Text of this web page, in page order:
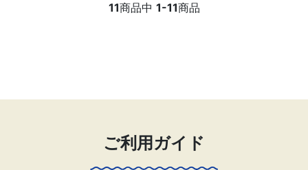
11商品中 1-11商品
ご利用ガイド